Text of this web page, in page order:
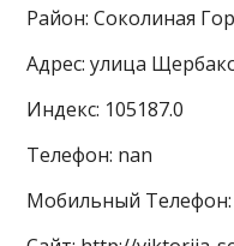
Район: Соколиная
Адрес: улица
Индекс: 105187.0
Телефон: nan
Мобильный Телефон: